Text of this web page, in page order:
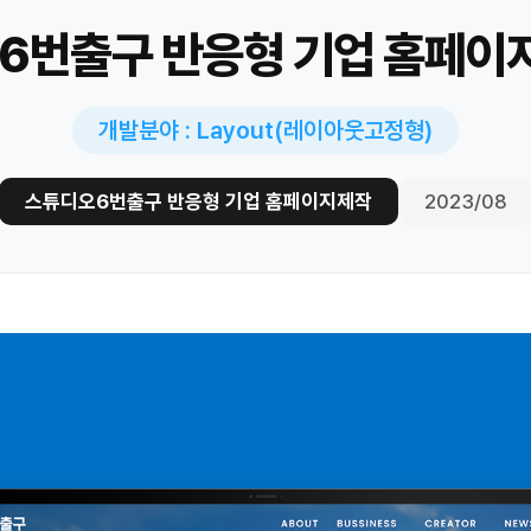
번출구 반응형 기업 홈페이
개발분야 : Layout(레이아웃고정형)
스튜디오6번출구 반응형 기업 홈페이지제작 2023/08